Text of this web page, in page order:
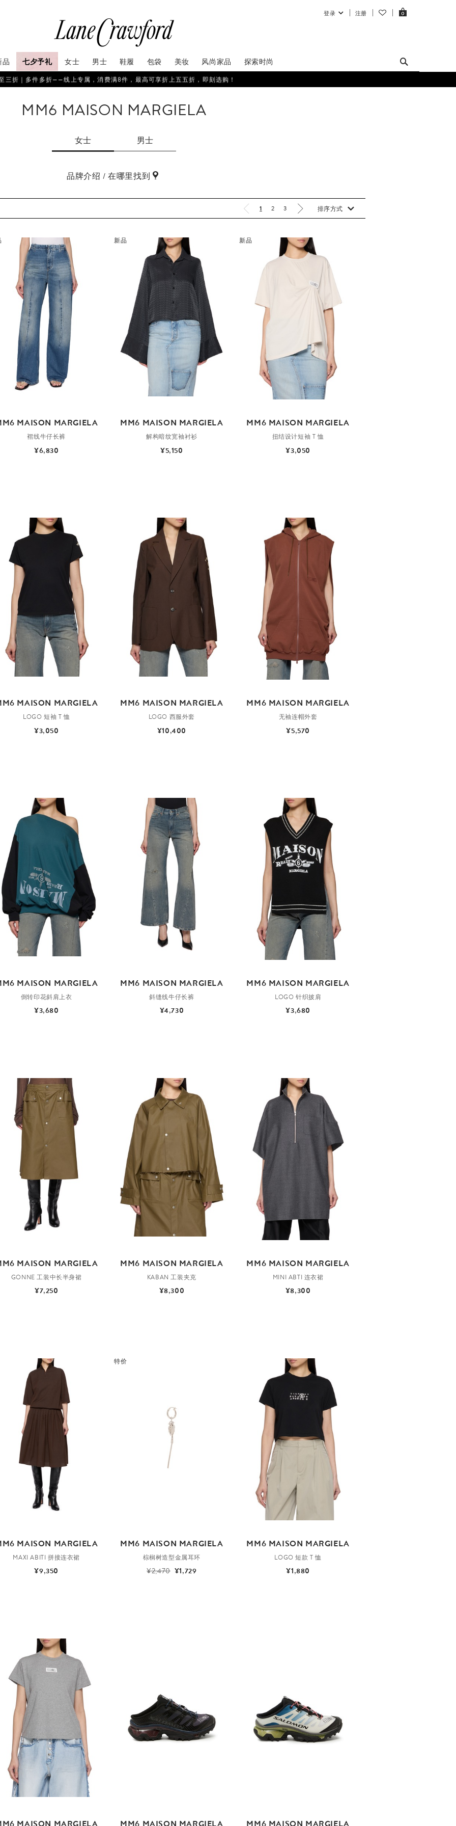
登录 注册 0
品 七夕予礼 女士 男士 鞋履 包袋 美妆 风尚家品 探索时尚
三折｜多件多折——线上专属，消费满8件，最高可享折上五五折，即刻选购！
MM6 MAISON MARGIELA
女士 男士
品牌介绍 / 在哪里找到
1 2 3 排序方式
MAISON MARGIELA
褶线牛仔长裤
¥6,830
新品
MM6 MAISON MARGIELA
解构暗纹宽袖衬衫
¥5,150
新品
MM6 MAISON MARGIELA
扭结设计短袖 T 恤
¥3,050
MAISON MARGIELA
LOGO 短袖 T 恤
¥3,050
MM6 MAISON MARGIELA
LOGO 西服外套
¥10,400
MM6 MAISON MARGIELA
无袖连帽外套
¥5,570
MAISON MARGIELA
倒转印花斜肩上衣
¥3,680
MM6 MAISON MARGIELA
斜缝线牛仔长裤
¥4,730
MM6 MAISON MARGIELA
LOGO 针织披肩
¥3,680
MAISON MARGIELA
GONNE 工装中长半身裙
¥7,250
MM6 MAISON MARGIELA
KABAN 工装夹克
¥8,300
MM6 MAISON MARGIELA
MINI ABTI 连衣裙
¥8,300
MAISON MARGIELA
MAXI ABITI 拼接连衣裙
¥9,350
特价
MM6 MAISON MARGIELA
棕榈树造型金属耳环
¥2,470 ¥1,729
MM6 MAISON MARGIELA
LOGO 短款 T 恤
¥1,880
MAISON MARGIELA MM6 MAISON MARGIELA MM6 MAISON MARGIELA